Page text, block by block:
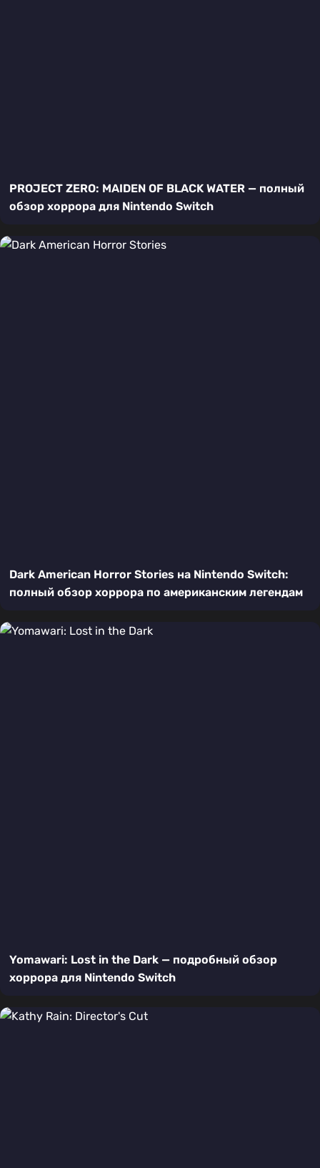
PROJECT ZERO: MAIDEN OF BLACK WATER — полный
обзор хоррора для Nintendo Switch
Dark American Horror Stories на Nintendo Switch:
полный обзор хоррора по американским легендам
Yomawari: Lost in the Dark — подробный обзор
хоррора для Nintendo Switch